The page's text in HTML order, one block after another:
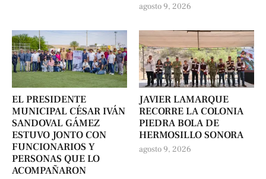
agosto 9, 2026
EL PRESIDENTE
MUNICIPAL CÉSAR IVÁN
SANDOVAL GÁMEZ
ESTUVO JONTO CON
FUNCIONARIOS Y
PERSONAS QUE LO
ACOMPAÑARON
JAVIER LAMARQUE
RECORRE LA COLONIA
PIEDRA BOLA DE
HERMOSILLO SONORA
agosto 9, 2026